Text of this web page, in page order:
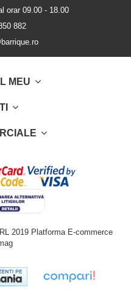
orar 09.00 - 18.00
882
MEU
2019 Platforma E-commerce